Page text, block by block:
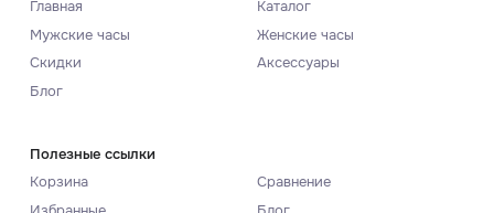
Главная
Каталог
Мужские часы
Женские часы
Скидки
Аксессуары
Блог
Полезные ссылки
Корзина
Сравнение